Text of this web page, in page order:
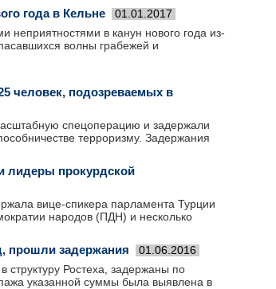
года в Кельне 01.01.2017
неприятностями в канун нового года из-
волны грабежей и
человек, подозреваемых в
спецоперацию и задержали
терроризму. Задержания
лидеры прокурдской
вице-спикера парламента Турции
народов (ПДН) и несколько
прошли задержания 01.06.2016
Ростеха, задержаны по
указанной суммы была выявлена в